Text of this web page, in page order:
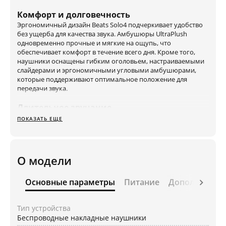
Комфорт и долговечность
Эргономичный дизайн Beats Solo4 подчеркивает удобство
без ущерба для качества звука. Амбушюры UltraPlush
одновременно прочные и мягкие на ощупь, что
обеспечивает комфорт в течение всего дня. Кроме того,
наушники оснащены гибким оголовьем, настраиваемыми
слайдерами и эргономичными угловыми амбушюрами,
которые поддерживают оптимальное положение для
передачи звука.
Длительное звучание
Beats Solo4 оснащены мощным аккумулятором, который
воспроизведения. А еще вы можете насладиться звучанием
Apple или Android?
совместное прослушивание, вызов Siri, быстрое парное
соединение, и поиск через «Локатор» (требуется учётная
ПОКАЗАТЬ ЕЩЕ
О модели
Основные параметры Питание
Тип устройства
Беспроводные накладные наушники